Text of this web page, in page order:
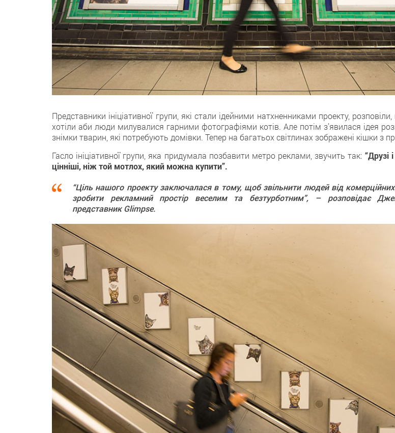
Представники ініціативної групи, які стали ідейними натхненниками проекту,
хотіли аби люди милувалися гарними фотографіями котів. Але потім з’явилася ідея
знімки тварин, які потребують домівки. Тепер на багатьох світлинах зображені кішки з
Гасло ініціативної групи, яка придумала позбавити метро реклами, звучить так: “Друзі
цінніші, ніж той мотлох, який можна купити”.
“Ціль нашого проекту заключалася в тому, щоб звільнити людей від
зробити рекламний простір веселим та безтурботним”, – розповідає
представник Glimpse.